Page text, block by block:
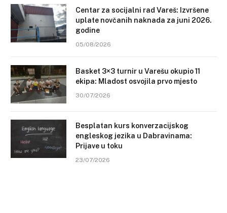
Centar za socijalni rad Vareš: Izvršene
uplate novčanih naknada za juni 2026.
godine
05/08/2026
Basket 3×3 turnir u Varešu okupio 11
ekipa: Mladost osvojila prvo mjesto
30/07/2026
Besplatan kurs konverzacijskog
engleskog jezika u Dabravinama:
Prijave u toku
23/07/2026